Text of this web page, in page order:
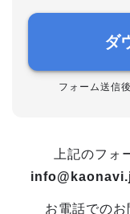
ダ
フォーム送信
上記のフォ
お電話でのお